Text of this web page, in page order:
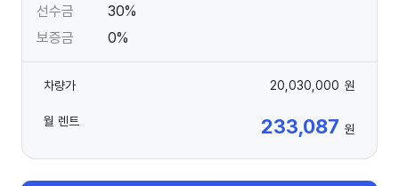
선수금
30%
보증금
0%
차량가 20,030,000 원
월 렌트 233,087 원